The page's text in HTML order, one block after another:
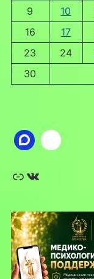
9
10
16
17
23
24
30
Ссылка